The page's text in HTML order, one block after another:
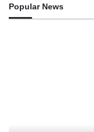
Popular News